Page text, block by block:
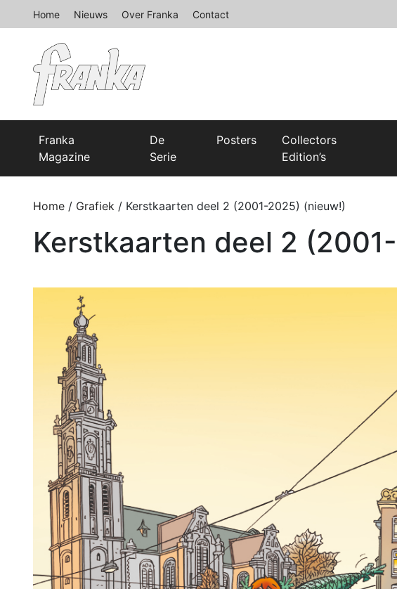
Home Nieuws Over Franka Contact
Franka
Magazine
De
Serie
Posters
Collectors
Edition’s
Home / Grafiek / Kerstkaarten deel 2 (2001-2025) (nieuw!)
Kerstkaarten deel 2